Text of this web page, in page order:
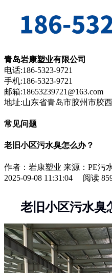
青岛岩康塑业有限公司
电话:186-5323-9721
手机:186-5323-9721
邮箱:18653239721@163.com
地址:山东省青岛市胶州市胶
常见问题
老旧小区污水臭怎么办？
作者：岩康塑业 来源：PE污
2025-09-08 11:31:04
阅读
老旧小区污水臭